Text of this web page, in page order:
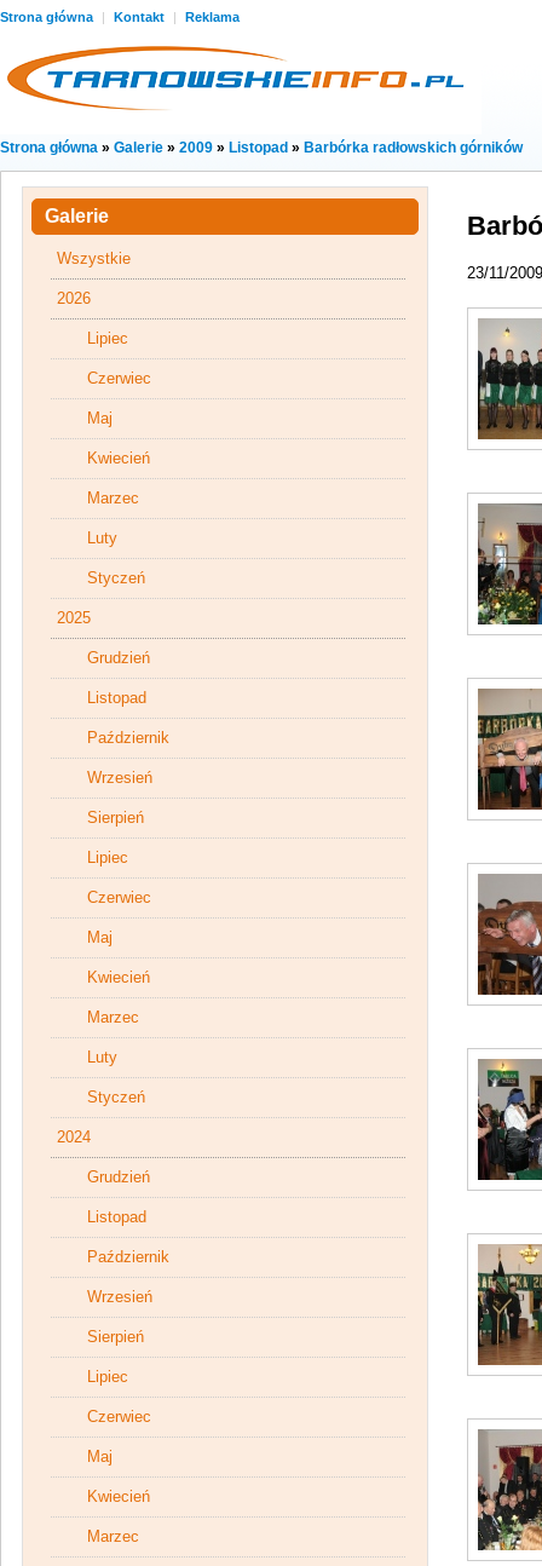
Strona główna | Kontakt | Reklama
Strona główna » Galerie » 2009 » Listopad » Barbórka radłowskich górników
23/11/2009
Galerie
Wszystkie
2026
Lipiec
Czerwiec
Maj
Kwiecień
Marzec
Luty
Styczeń
2025
Grudzień
Listopad
Październik
Wrzesień
Sierpień
Lipiec
Czerwiec
Maj
Kwiecień
Marzec
Luty
Styczeń
2024
Grudzień
Listopad
Październik
Wrzesień
Sierpień
Lipiec
Czerwiec
Maj
Kwiecień
Marzec